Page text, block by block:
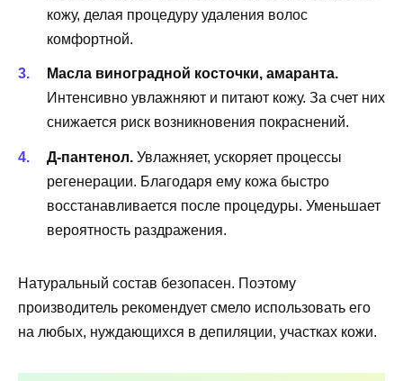
кожу, делая процедуру удаления волос
комфортной.
Масла виноградной косточки, амаранта.
Интенсивно увлажняют и питают кожу. За счет них
снижается риск возникновения покраснений.
Д-пантенол. Увлажняет, ускоряет процессы
регенерации. Благодаря ему кожа быстро
восстанавливается после процедуры. Уменьшает
вероятность раздражения.
Натуральный состав безопасен. Поэтому
производитель рекомендует смело использовать его
на любых, нуждающихся в депиляции, участках кожи.